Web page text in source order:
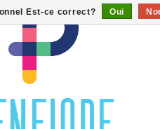
Est-ce correct? Oui